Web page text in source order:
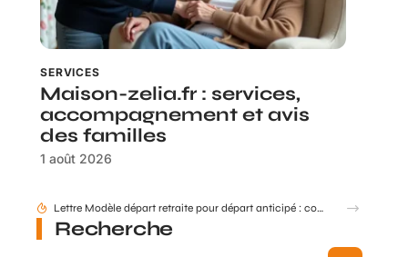
SERVICES
Maison-zelia.fr : services,
accompagnement et avis
des familles
1 août 2026
Comment mettre à jour mes données retraite via mon compte Agirc Arrco par France Connect ?
Recherche